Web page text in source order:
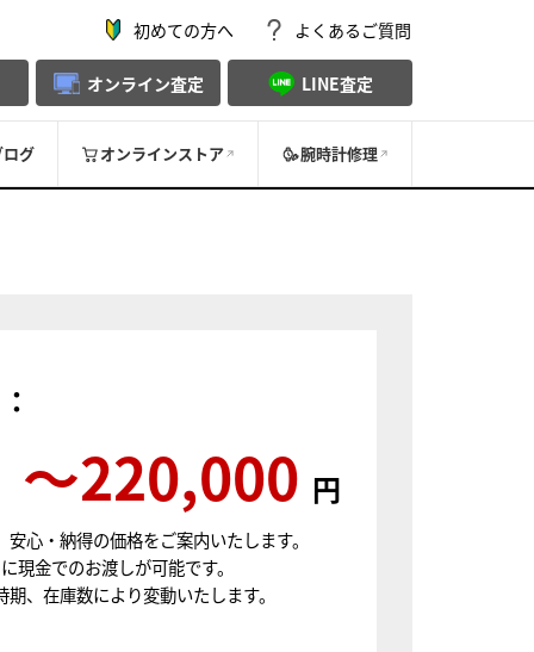
初めての方へ よくあるご質問
オンライン査定 LINE査定
ログ オンラインストア 腕時計修理
〜220,000 円
心・納得の価格をご案内いたします。
現金でのお渡しが可能です。
、在庫数により変動いたします。